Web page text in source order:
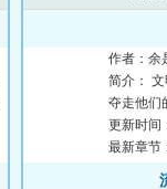
作者：余
简介：
夺走他们
所有地球
更新时间
最新章节